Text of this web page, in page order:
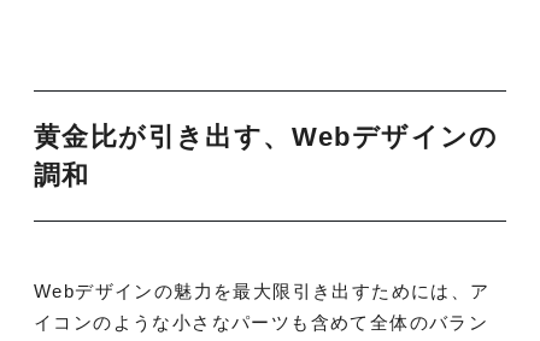
黄金比が引き出す、Webデザインの
調和
Webデザインの魅力を最大限引き出すためには、ア
イコンのような小さなパーツも含めて全体のバラン